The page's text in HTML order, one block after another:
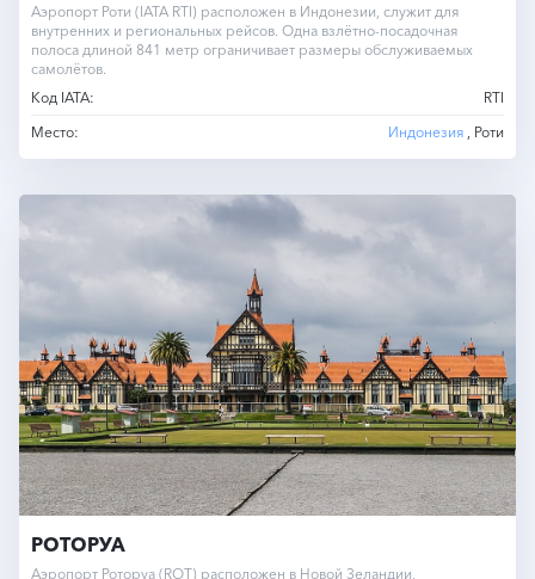
Аэропорт Роти (IATA RTI) расположен в Индонезии, служит для
внутренних и региональных рейсов. Одна взлётно-посадочная
полоса длиной 841 метр ограничивает размеры обслуживаемых
самолётов.
Код IATA:
RTI
Место:
Индонезия , Роти
РОТОРУА
Аэропорт Роторуа (ROT) расположен в Новой Зеландии,